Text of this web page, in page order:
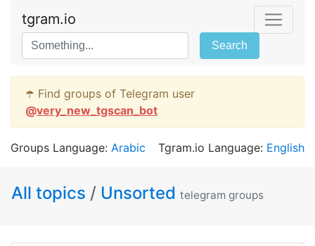
tgram.io
Search
☂️ Find groups of Telegram user
@very_new_tgscan_bot
Groups Language: Arabic Tgram.io Language: English
All topics / Unsorted telegram groups